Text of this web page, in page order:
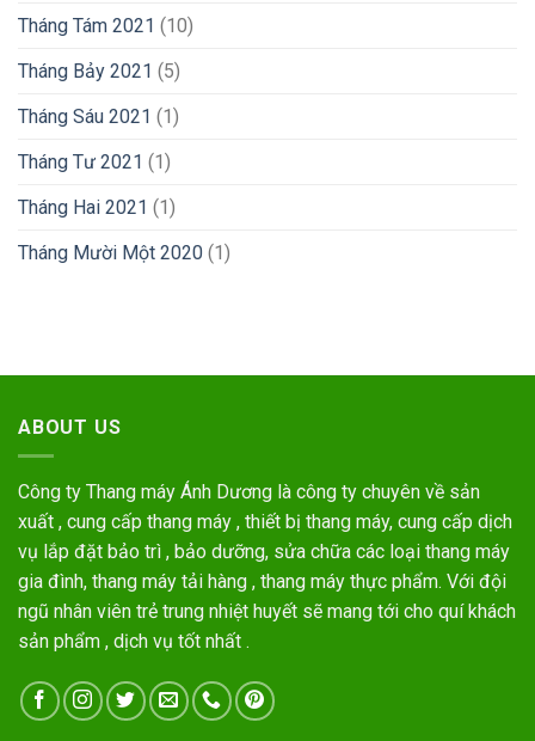
Tháng Tám 2021 (10)
Tháng Bảy 2021 (5)
Tháng Sáu 2021 (1)
Tháng Tư 2021 (1)
Tháng Hai 2021 (1)
Tháng Mười Một 2020 (1)
ABOUT US
Công ty Thang máy Ánh Dương là công ty chuyên về sản
xuất , cung cấp thang máy , thiết bị thang máy, cung cấp dịch
vụ lắp đặt bảo trì , bảo dưỡng, sửa chữa các loại thang máy
gia đình, thang máy tải hàng , thang máy thực phẩm. Với đội
ngũ nhân viên trẻ trung nhiệt huyết sẽ mang tới cho quí khách
sản phẩm , dịch vụ tốt nhất .